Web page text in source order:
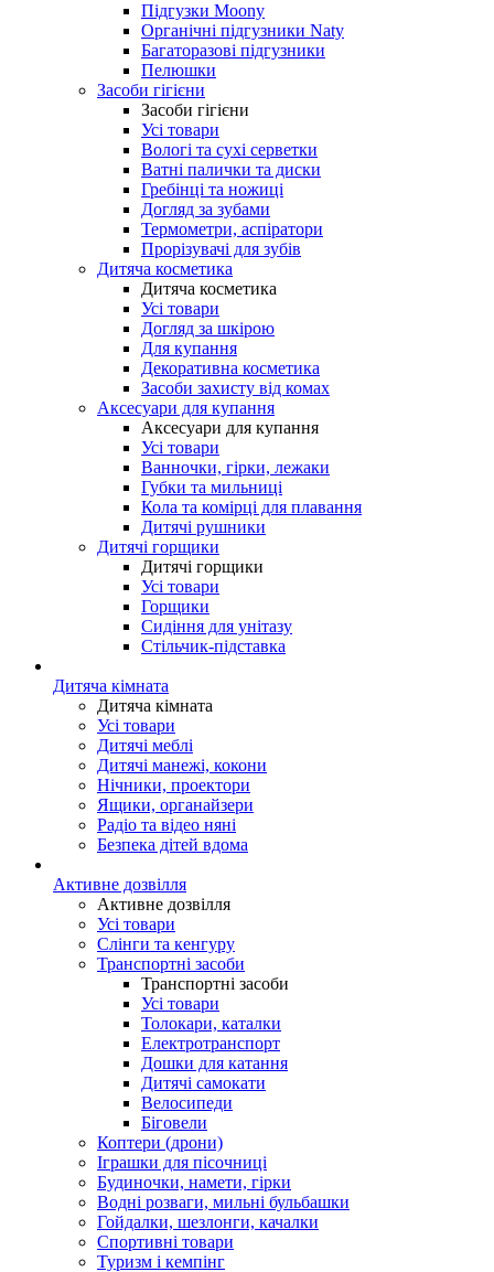
Підгузки Moony
Органічні підгузники Naty
Багаторазові підгузники
Пелюшки
Засоби гігієни
Засоби гігієни
Усі товари
Вологі та сухі серветки
Ватні палички та диски
Гребінці та ножиці
Догляд за зубами
Термометри, аспіратори
Прорізувачі для зубів
Дитяча косметика
Дитяча косметика
Усі товари
Догляд за шкірою
Для купання
Декоративна косметика
Засоби захисту від комах
Аксесуари для купання
Аксесуари для купання
Усі товари
Ванночки, гірки, лежаки
Губки та мильниці
Кола та комірці для плавання
Дитячі рушники
Дитячі горщики
Дитячі горщики
Усі товари
Горщики
Сидіння для унітазу
Стільчик-підставка
Дитяча кімната
Дитяча кімната
Усі товари
Дитячі меблі
Дитячі манежі, кокони
Нічники, проектори
Ящики, органайзери
Радіо та відео няні
Безпека дітей вдома
Активне дозвілля
Активне дозвілля
Усі товари
Слінги та кенгуру
Транспортні засоби
Транспортні засоби
Усі товари
Толокари, каталки
Електротранспорт
Дошки для катання
Дитячі самокати
Велосипеди
Біговели
Коптери (дрони)
Іграшки для пісочниці
Будиночки, намети, гірки
Водні розваги, мильні бульбашки
Гойдалки, шезлонги, качалки
Спортивні товари
Туризм і кемпінг